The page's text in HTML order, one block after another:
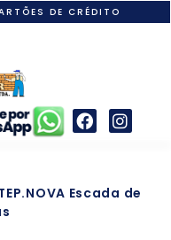
DE CRÉDITO
Escada de